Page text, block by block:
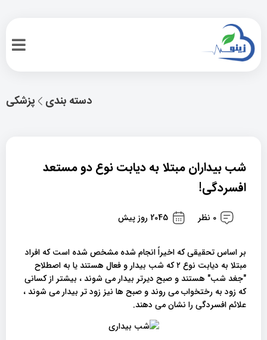
پزشکی دسته بندی
شب بیداران مبتلا به دیابت نوع دو مستعد
افسردگی!
0 نظر 2045 روز پیش
بر اساس تحقیقی که اخیراً انجام شده مشخص شده است که افراد
مبتلا به دیابت نوع ۲ که شب بیدار و فعال هستند یا به اصطلاح
"جغد شب" هستند و صبح دیرتر بیدار می شوند ، بیشتر از کسانی
که زود به رختخواب می روند و صبح ها نیز زود تر بیدار می شوند ،
علائم افسردگی را نشان می دهند.